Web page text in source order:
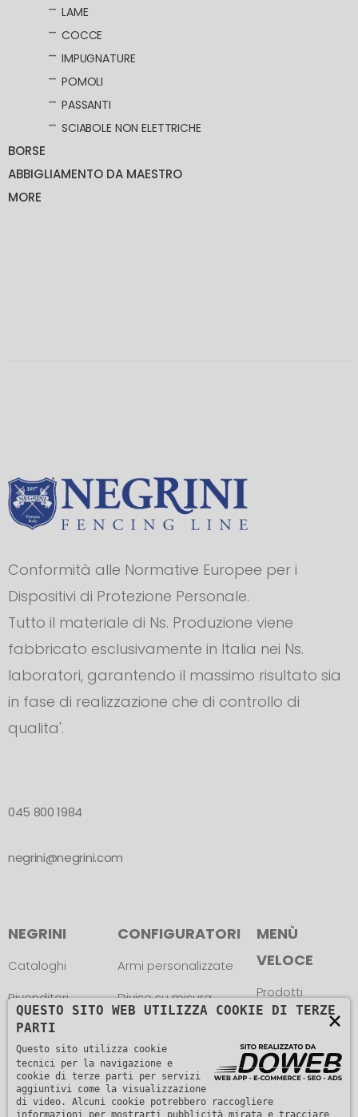
LAME
COCCE
IMPUGNATURE
POMOLI
PASSANTI
SCIABOLE NON ELETTRICHE
BORSE
ABBIGLIAMENTO DA MAESTRO
MORE
Conformità alle Normative Europee per i
Dispositivi di Protezione Personale.
Tutto il materiale di Ns. Produzione viene
fabbricato esclusivamente in Italia nei Ns.
laboratori, garantendo il massimo risultato sia
in fase di realizzazione che di controllo di
qualita'.
045 800 1984
negrini@negrini.com
NEGRINI
Cataloghi
Rivenditori
Atleti
Assistenza
CONFIGURATORI
Armi personalizzate
Divise su misura
MENÙ
VELOCE
Prodotti
Contatti
×
QUESTO SITO WEB UTILIZZA COOKIE DI TERZE
PARTI
Questo sito utilizza cookie
tecnici per la navigazione e
cookie di terze parti per servizi
aggiuntivi come la visualizzazione
di video. Alcuni cookie potrebbero raccogliere
informazioni per mostrarti pubblicità mirata e tracciare